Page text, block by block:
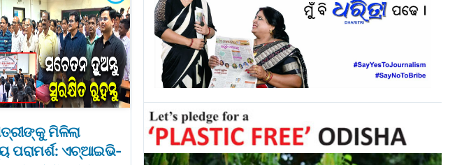
ମିଳିଲା
ପରାମର୍ଶ: ଏଚ୍‌ଆଇଭି-